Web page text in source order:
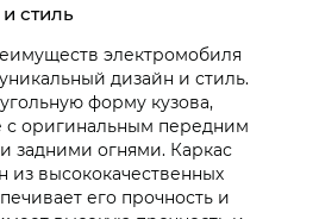
стиль
электромобиля
дизайн и стиль.
форму кузова,
оригинальным передним
задними огнями. Каркас
из высококачественных
его прочность и